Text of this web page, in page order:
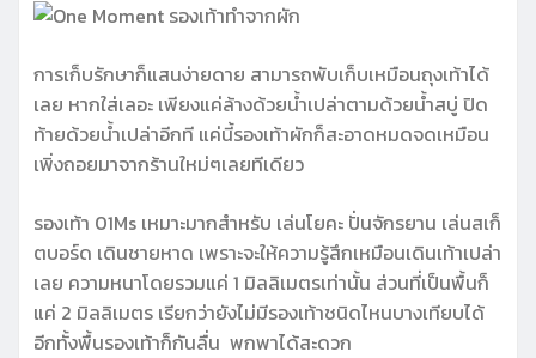
การเก็บรักษาก็แสนง่ายดาย สามารถพับเก็บเหมือนถุงเท้าได้
เลย หากใส่เลอะ เพียงแค่ล้างด้วยน้ำเปล่าตามด้วยน้ำสบู่ ปิด
ท้ายด้วยน้ำเปล่าอีกที แค่นี้รองเท้าผักก็สะอาดหมดจดเหมือน
เพิ่งถอยมาจากร้านใหม่ๆเลยทีเดียว
รองเท้า 01Ms เหมาะมากสำหรับ เล่นโยคะ ปั่นจักรยาน เล่นสเก็
ตบอร์ด เดินชายหาด เพราะจะให้ความรู้สึกเหมือนเดินเท้าเปล่า
เลย ความหนาโดยรวมแค่ 1 มิลลิเมตรเท่านั้น ส่วนที่เป็นพื้นก็
แค่ 2 มิลลิเมตร เรียกว่ายังไม่มีรองเท้าชนิดไหนบางเทียบได้
อีกทั้งพื้นรองเท้าก็กันลื่น พกพาได้สะดวก